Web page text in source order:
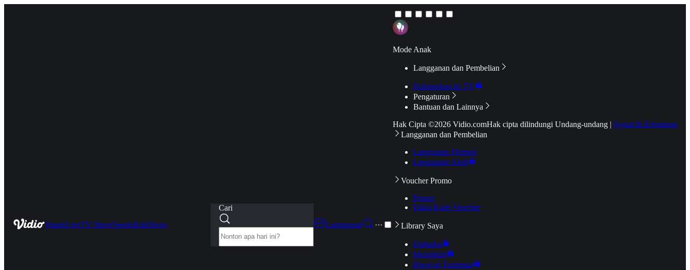
HomeLiveTV ShowSportsKidsNews
Cari
Langganan
···
Mode Anak
Langganan dan Pembelian
Hubungkan ke TV
Pengaturan
Bantuan dan Lainnya
Hak Cipta ©2026 Vidio.comHak cipta dilindungi Undang-undang | Syarat & Ketentuan
Langganan dan Pembelian
Langganan Premier
Langganan Aktif
Voucher Promo
Promo
Pakai Kode Voucher
Library Saya
Daftarku
Mengikuti
Riwayat Tontonan